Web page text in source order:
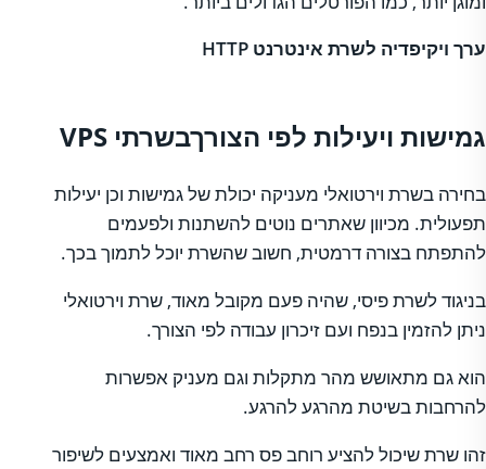
ערך ויקיפדיה לשרת אינטרנט HTTP
גמישות ויעילות לפי הצורךבשרתי VPS
בחירה בשרת וירטואלי מעניקה יכולת של גמישות וכן יעילות
תפעולית. מכיוון שאתרים נוטים להשתנות ולפעמים
להתפתח בצורה דרמטית, חשוב שהשרת יוכל לתמוך בכך.
בניגוד לשרת פיסי, שהיה פעם מקובל מאוד, שרת וירטואלי
ניתן להזמין בנפח ועם זיכרון עבודה לפי הצורך.
הוא גם מתאושש מהר מתקלות וגם מעניק אפשרות
להרחבות בשיטת מהרגע להרגע.
זהו שרת שיכול להציע רוחב פס רחב מאוד ואמצעים לשיפור